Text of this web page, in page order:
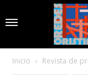
Inicio Revista de